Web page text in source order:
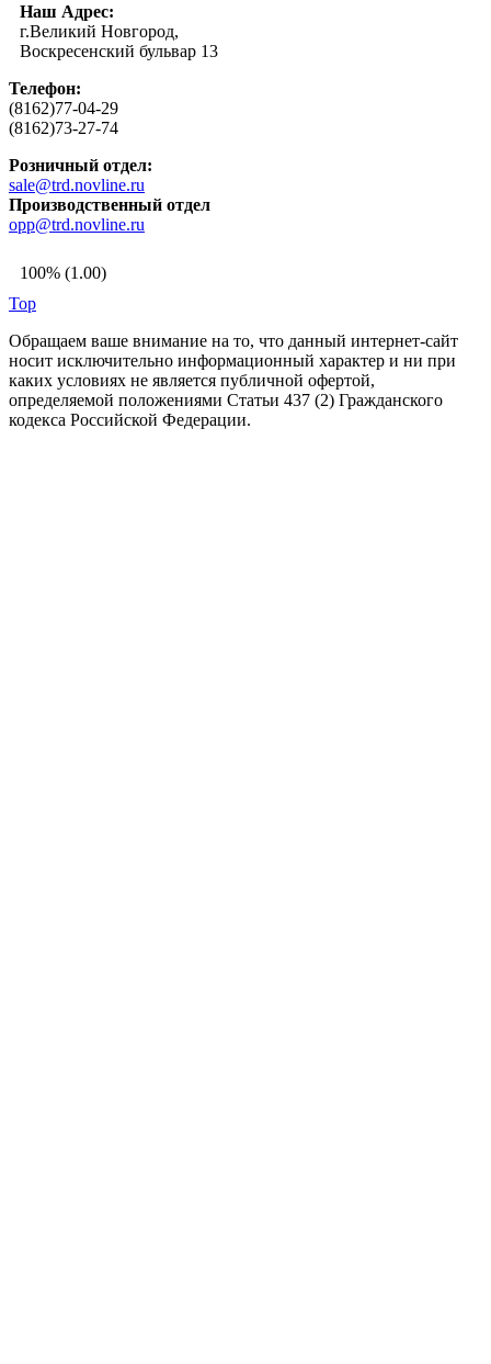
Наш Адрес:
г.Великий Новгород,
Воскресенский бульвар 13
Телефон:
(8162)77-04-29
(8162)73-27-74
Розничный отдел:
sale@trd.novline.ru
Производственный отдел
opp@trd.novline.ru
100% (1.00)
Top
Обращаем ваше внимание на то, что данный интернет-сайт
носит исключительно информационный характер и ни при
каких условиях не является публичной офертой,
определяемой положениями Статьи 437 (2) Гражданского
кодекса Российской Федерации.